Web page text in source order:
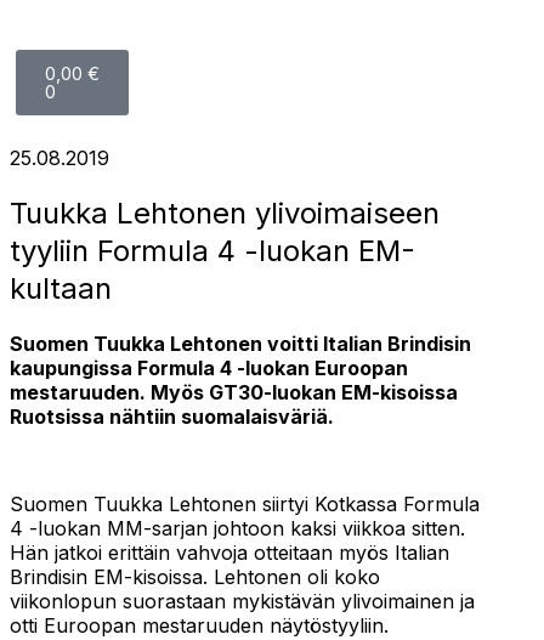
0,00 €
0
25.08.2019
Tuukka Lehtonen ylivoimaiseen
tyyliin Formula 4 -luokan EM-
kultaan
Suomen Tuukka Lehtonen voitti Italian Brindisin
kaupungissa Formula 4 -luokan Euroopan
mestaruuden. Myös GT30-luokan EM-kisoissa
Ruotsissa nähtiin suomalaisväriä.
Suomen Tuukka Lehtonen siirtyi Kotkassa Formula
4 -luokan MM-sarjan johtoon kaksi viikkoa sitten.
Hän jatkoi erittäin vahvoja otteitaan myös Italian
Brindisin EM-kisoissa. Lehtonen oli koko
viikonlopun suorastaan mykistävän ylivoimainen ja
otti Euroopan mestaruuden näytöstyyliin.